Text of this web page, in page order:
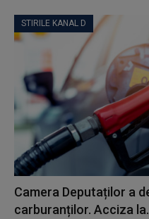
STIRILE KANAL D
Camera Deputaților a
carburanților. Acciza